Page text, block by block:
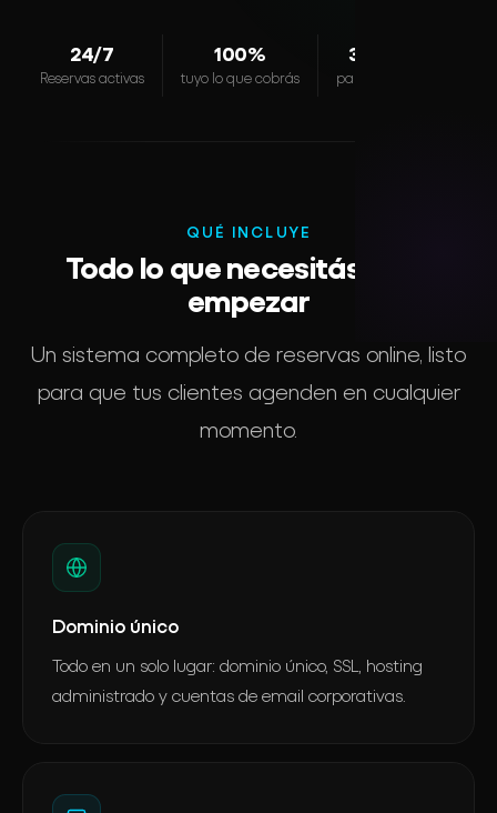
24/7
Reservas activas
100%
tuyo lo que cobrás
3 pasos
para empezar
QUÉ INCLUYE
Todo lo que necesitás para
empezar
Un sistema completo de reservas online, listo
para que tus clientes agenden en cualquier
momento.
Dominio único
Todo en un solo lugar: dominio único, SSL, hosting
administrado y cuentas de email corporativas.